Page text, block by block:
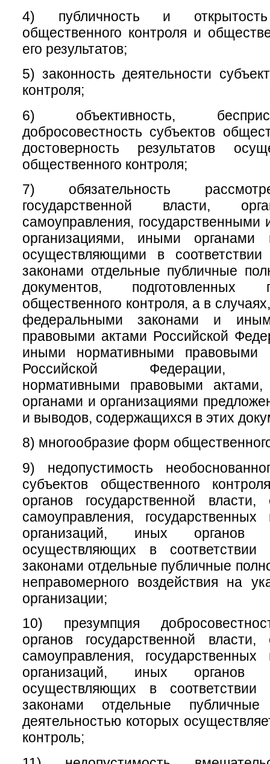
4) публичность и открытость
общественного контроля и
его результатов;
5) законность деятельности
контроля;
6) объективность,
добросовестность субъектов
достоверность результатов
общественного контроля;
7) обязательность
государственной власти,
самоуправления,
организациями, иными органами
осуществляющими в
законами отдельные публичные
документов, подготовленных
общественного контроля, а в
федеральными законами и
правовыми актами Российской
иными нормативными правовыми
Российской Федерации,
нормативными правовыми
органами и организациями
и выводов, содержащихся в этих
8) многообразие форм
9) недопустимость
субъектов общественного
органов государственной власти,
самоуправления,
организаций, иных органов
осуществляющих в
законами отдельные публичные
неправомерного воздействия на
организации;
10) презумпция
органов государственной власти,
самоуправления,
организаций, иных органов
осуществляющих в
законами отдельные
деятельностью которых
контроль;